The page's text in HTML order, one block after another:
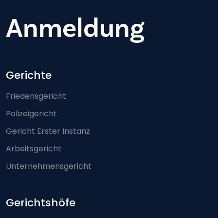
Anmeldung
Footer-menu
Gerichte
Friedensgericht
Polizeigericht
Gericht Erster Instanz
Arbeitsgericht
Unternehmensgericht
Gerichtshöfe